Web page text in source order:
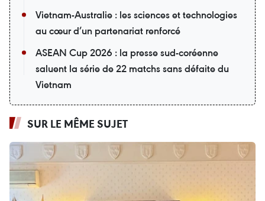
Vietnam-Australie : les sciences et technologies
au cœur d’un partenariat renforcé
ASEAN Cup 2026 : la presse sud-coréenne
saluent la série de 22 matchs sans défaite du
Vietnam
SUR LE MÊME SUJET